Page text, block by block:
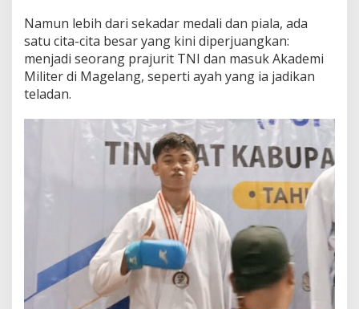
Namun lebih dari sekadar medali dan piala, ada
satu cita-cita besar yang kini diperjuangkan:
menjadi seorang prajurit TNI dan masuk Akademi
Militer di Magelang, seperti ayah yang ia jadikan
teladan.